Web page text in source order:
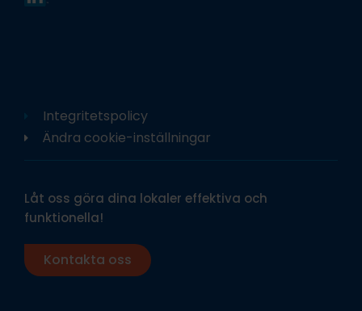
Integritetspolicy
Ändra cookie-inställningar
Låt oss göra dina lokaler effektiva och
funktionella!
Kontakta oss